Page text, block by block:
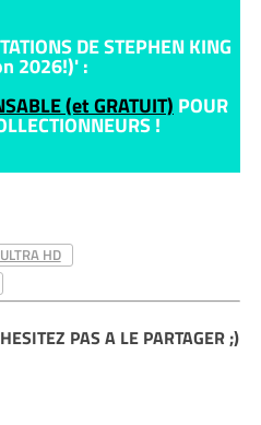
DE STEPHEN KING
2026!)' :
(et GRATUIT) POUR
!
HD
PAS A LE PARTAGER ;)